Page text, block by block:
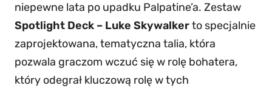
niepewne lata po upadku Palpatine’a. Zestaw
Spotlight Deck – Luke Skywalkerto specjalnie
zaprojektowana, tematyczna talia, która
pozwala graczom wczuć się w rolę bohatera,
który odegrał kluczową rolę w tych